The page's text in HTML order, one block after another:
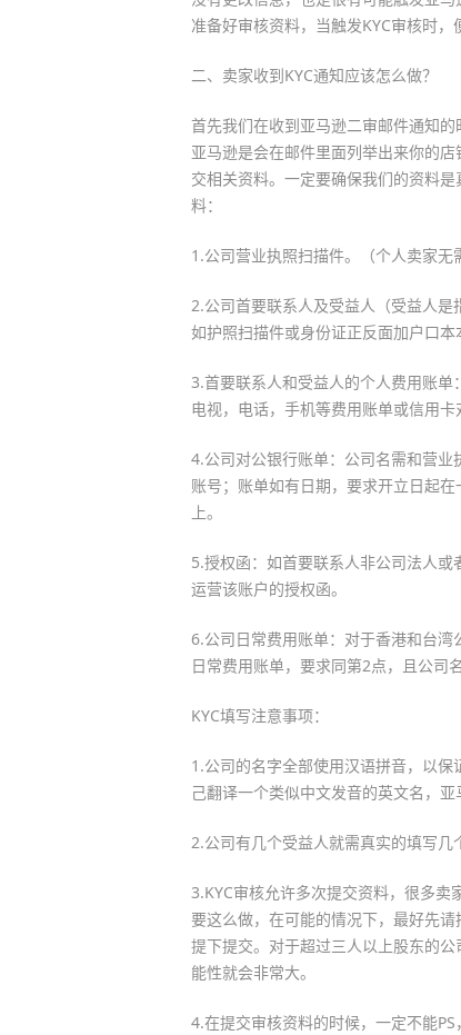
准备好审核资料，当触发KYC审核时，
二、卖家收到KYC通知应该怎么做？
首先我们在收到亚马逊二审邮件通知
亚马逊是会在邮件里面列举出来你的
交相关资料。一定要确保我们的资料
料：
1.公司营业执照扫描件。（个人卖家无
2.公司首要联系人及受益人（受益人
如护照扫描件或身份证正反面加户口本
3.首要联系人和受益人的个人费用账单
电视，电话，手机等费用账单或信用
4.公司对公银行账单：公司名需和营
账号；账单如有日期，要求开立日起
上。
5.授权函：如首要联系人非公司法人
运营该账户的授权函。
6.公司日常费用账单：对于香港和台
日常费用账单，要求同第2点，且公司
KYC填写注意事项：
1.公司的名字全部使用汉语拼音，以
己翻译一个类似中文发音的英文名，亚
2.公司有几个受益人就需真实的填写几
3.KYC审核允许多次提交资料，很多
要这么做，在可能的情况下，最好先
提下提交。对于超过三人以上股东的
能性就会非常大。
4.在提交审核资料的时候，一定不能